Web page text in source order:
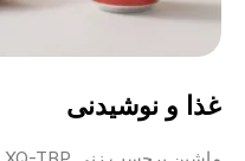
غذا و نوشیدنی